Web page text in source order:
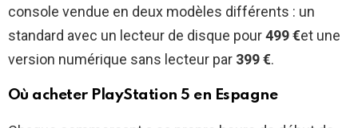
console vendue en deux modèles différents : un
standard avec un lecteur de disque pour499 €et une
version numérique sans lecteur par 399 €.
Où acheter PlayStation 5 en Espagne